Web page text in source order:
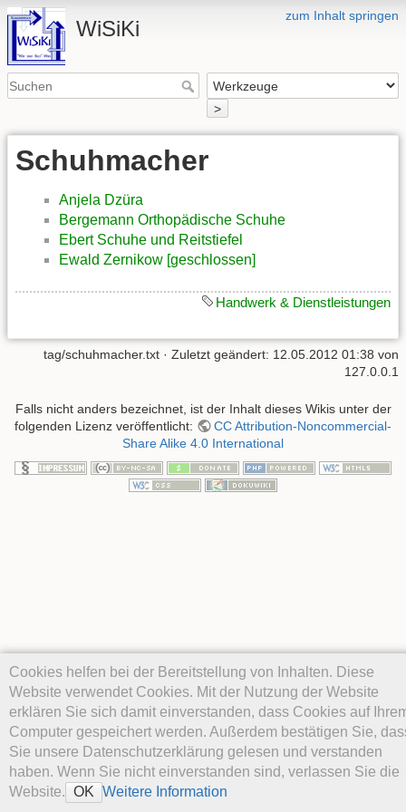
zum Inhalt springen
WiSiKi
>
Schuhmacher
Anjela Dzüra
Bergemann Orthopädische Schuhe
Ebert Schuhe und Reitstiefel
Ewald Zernikow [geschlossen]
Handwerk & Dienstleistungen
Cookies helfen bei der Bereitstellung von Inhalten. Diese
Website verwendet Cookies. Mit der Nutzung der Website
erklären Sie sich damit einverstanden, dass Cookies auf
Computer gespeichert werden. Außerdem bestätigen Sie,
Sie unsere Datenschutzerklärung gelesen und verstanden
haben. Wenn Sie nicht einverstanden sind, verlassen Sie die
Website. OK Weitere Information
tag/schuhmacher.txt · Zuletzt geändert: 12.05.2012 01:38 von
127.0.0.1
Falls nicht anders bezeichnet, ist der Inhalt dieses Wikis unter der
folgenden Lizenz veröffentlicht:
CC Attribution-Noncommercial-
Share Alike 4.0 International